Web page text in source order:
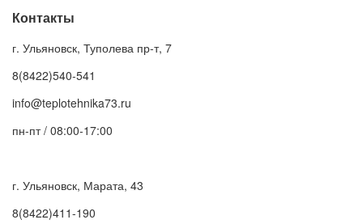
Контакты
г. Ульяновск, Туполева пр-т, 7
8(8422)540-541
info@teplotehnika73.ru
пн-пт / 08:00-17:00
г. Ульяновск, Марата, 43
8(8422)411-190